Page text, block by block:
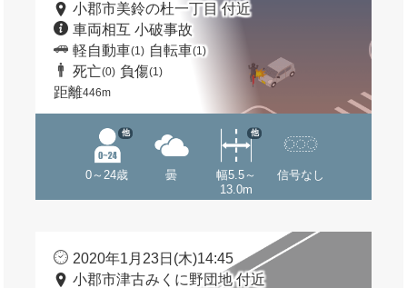
小郡市美鈴の杜一丁目 付近
車両相互 小破事故
軽自動車(1) 自転車(1)
死亡(0) 負傷(1)
距離446m
0～24歳
他
曇
幅5.5～
13.0m
他
信号なし
2020年1月23日(木)14:45
小郡市津古みくに野団地 付近